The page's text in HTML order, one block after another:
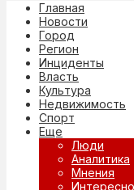
Главная
Новости
Город
Регион
Инциденты
Власть
Культура
Недвижимость
Спорт
Еще
Люди
Аналитика
Мнения